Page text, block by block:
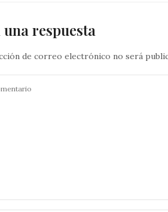
una respuesta
de correo electrónico no será